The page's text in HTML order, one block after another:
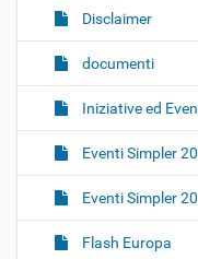
Disclaimer
documenti
Iniziative ed
Eventi Simpler
Eventi Simpler
Flash Europa